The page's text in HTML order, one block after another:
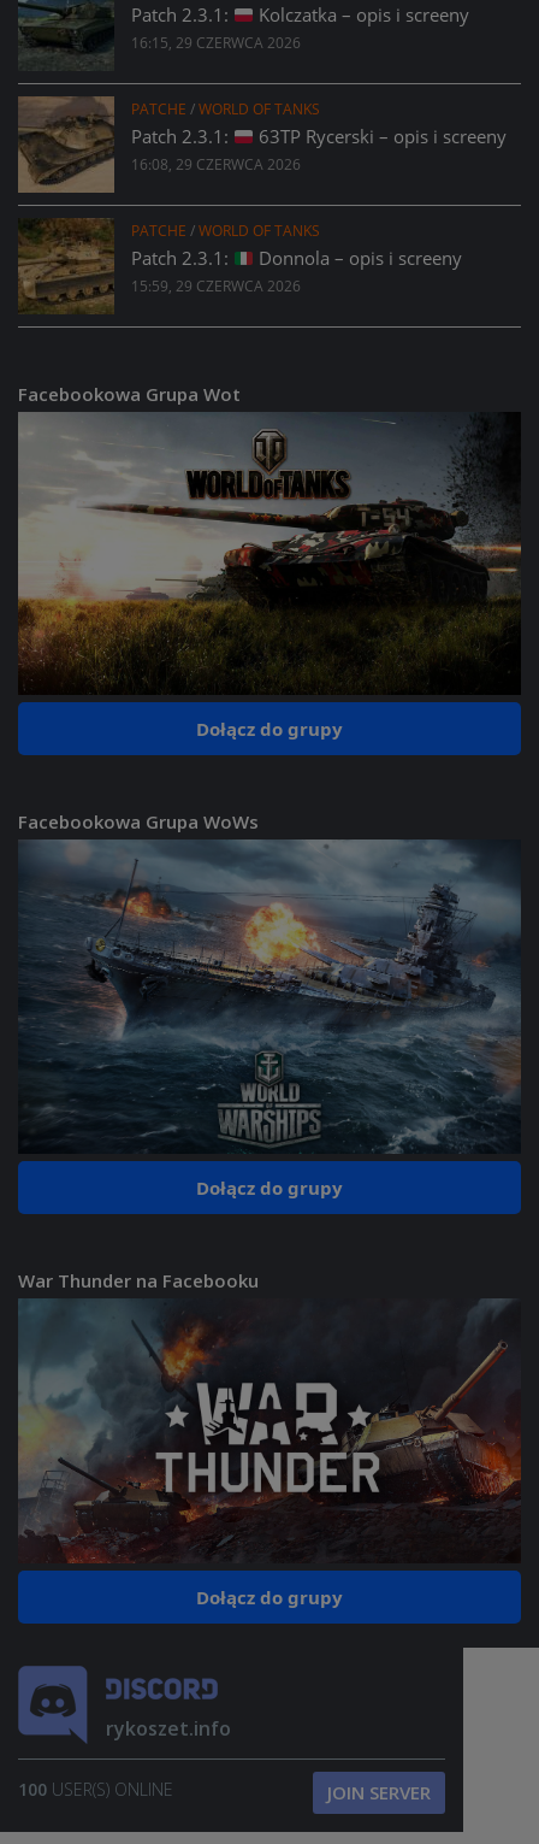
Patch 2.3.1: Kolczatka – opis i screeny
16:15, 29 CZERWCA 2026
PATCHE /WORLD OF TANKS
Patch 2.3.1: 63TP Rycerski – opis i screeny
16:08, 29 CZERWCA 2026
PATCHE /WORLD OF TANKS
Patch 2.3.1: Donnola – opis i screeny
15:59, 29 CZERWCA 2026
Facebookowa Grupa Wot
Dołącz do grupy
Facebookowa Grupa WoWs
Dołącz do grupy
War Thunder na Facebooku
Dołącz do grupy
rykoszet.info
100 USER(S) ONLINE JOIN SERVER